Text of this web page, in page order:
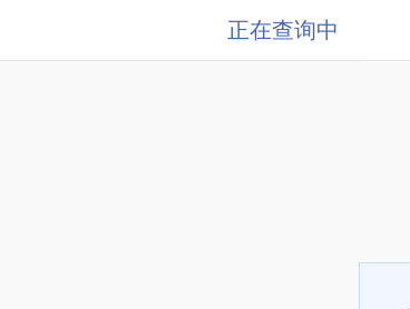
正在查询中